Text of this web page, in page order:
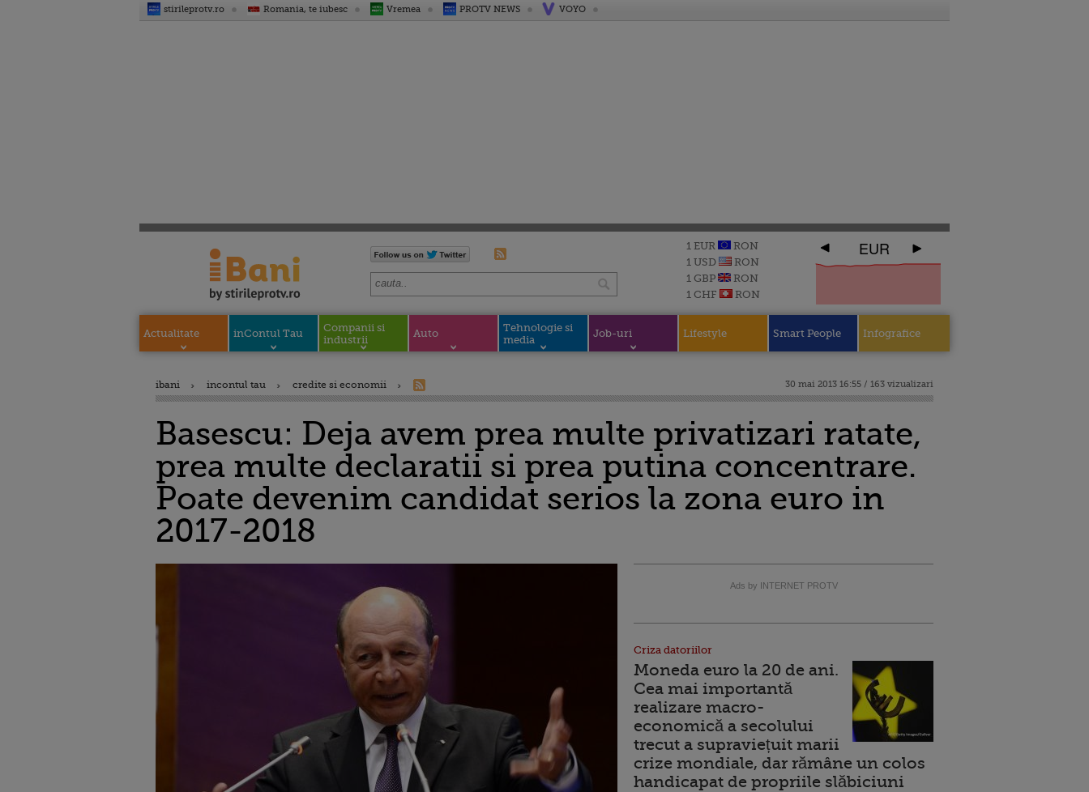
stirileprotv.ro Romania, te iubesc Vremea PROTV NEWS VOYO
1 EUR
RON
1 USD
RON
1 GBP
RON
1 CHF
RON
EUR
Actualitate inContul Tau
Companii si
industrii
Auto
Tehnologie si
media
Job-uri Lifestyle Smart People Infografice
ibani incontul tau credite si economii 30 mai 2013 16:55 / 163 vizualizari
Basescu: Deja avem prea multe privatizari ratate,
prea multe declaratii si prea putina concentrare.
Poate devenim candidat serios la zona euro in
2017-2018
Ads by INTERNET PROTV
Criza datoriilor
Moneda euro la 20 de ani.
Cea mai importantă
realizare macro-
economică a secolului
trecut a supraviețuit marii
crize mondiale, dar rămâne un colos
handicapat de propriile slăbiciuni